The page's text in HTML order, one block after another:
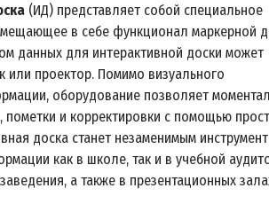
(ИД) представляет собой специальное
в себе функционал маркерной
данных для интерактивной доски может
или проектор. Помимо визуального
оборудование позволяет
пометки и корректировки с помощью
доска станет незаменимым
как в школе, так и в учебной
а также в презентационных